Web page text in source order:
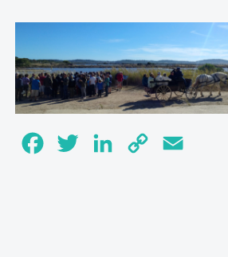
FacebookTwitter LinkedInCopy